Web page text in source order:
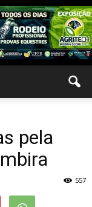
pela
557